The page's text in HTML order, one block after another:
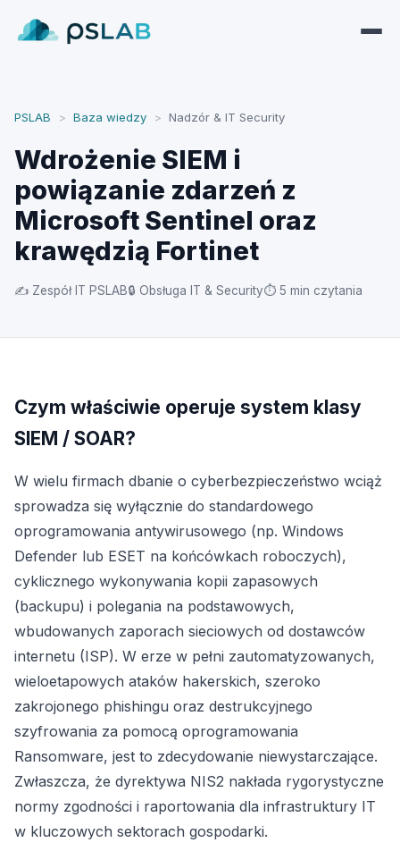
PSLAB > Baza wiedzy > Nadzór & IT Security
Wdrożenie SIEM i
powiązanie zdarzeń z
Microsoft Sentinel oraz
krawędzią Fortinet
✍ Zespół IT PSLAB🔒 Obsługa IT & Security⏱ 5 min czytania
Czym właściwie operuje system klasy
SIEM / SOAR?
W wielu firmach dbanie o cyberbezpieczeństwo wciąż
sprowadza się wyłącznie do standardowego
oprogramowania antywirusowego (np. Windows
Defender lub ESET na końcówkach roboczych),
cyklicznego wykonywania kopii zapasowych
(backupu) i polegania na podstawowych,
wbudowanych zaporach sieciowych od dostawców
internetu (ISP). W erze w pełni zautomatyzowanych,
wieloetapowych ataków hakerskich, szeroko
zakrojonego phishingu oraz destrukcyjnego
szyfrowania za pomocą oprogramowania
Ransomware, jest to zdecydowanie niewystarczające.
Zwłaszcza, że dyrektywa NIS2 nakłada rygorystyczne
normy zgodności i raportowania dla infrastruktury IT
w kluczowych sektorach gospodarki.